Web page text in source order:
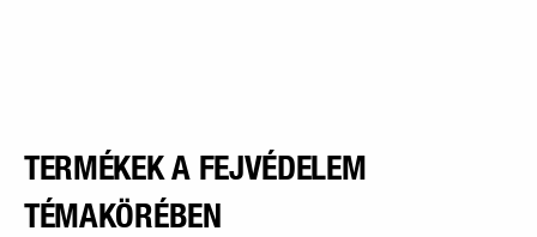
TERMÉKEK A FEJVÉDELEM
TÉMAKÖRÉBEN